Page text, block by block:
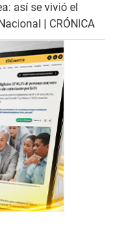
así se vivió el
| CRÓNICA